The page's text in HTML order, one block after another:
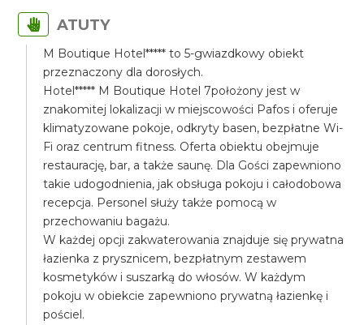
ATUTY
M Boutique Hotel***** to 5-gwiazdkowy obiekt
przeznaczony dla dorosłych.
Hotel***** M Boutique Hotel 7położony jest w
znakomitej lokalizacji w miejscowości Pafos i oferuje
klimatyzowane pokoje, odkryty basen, bezpłatne Wi-
Fi oraz centrum fitness. Oferta obiektu obejmuje
restaurację, bar, a także saunę. Dla Gości zapewniono
takie udogodnienia, jak obsługa pokoju i całodobowa
recepcja. Personel służy także pomocą w
przechowaniu bagażu.
W każdej opcji zakwaterowania znajduje się prywatna
łazienka z prysznicem, bezpłatnym zestawem
kosmetyków i suszarką do włosów. W każdym
pokoju w obiekcie zapewniono prywatną łazienkę i
pościel.